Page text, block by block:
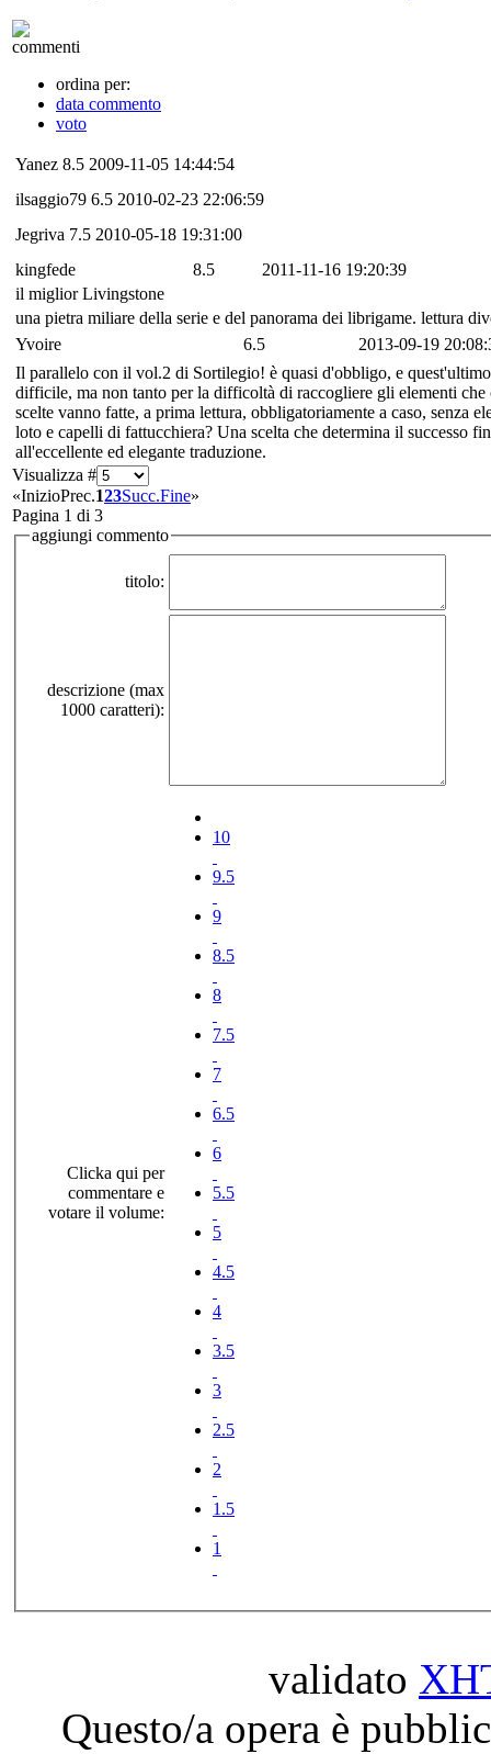
commenti
ordina per:
data commento
voto
Yanez 8.5 2009-11-05 14:44:54
ilsaggio79 6.5 2010-02-23 22:06:59
Jegriva 7.5 2010-05-18 19:31:00
kingfede
8.5
2011-11-16 19:20:39
il miglior Livingstone
una pietra miliare della serie e del panorama dei librigame. lettura
Yvoire
6.5
2013-09-19
Il parallelo con il vol.2 di Sortilegio! è quasi d'obbligo, e
difficile, ma non tanto per la difficoltà di raccogliere gli elementi
scelte vanno fatte, a prima lettura, obbligatoriamente a caso,
loto e capelli di fattucchiera? Una scelta che determina il successo
all'eccellente ed elegante traduzione.
Visualizza #
«InizioPrec.123Succ.Fine»
Pagina 1 di 3
aggiungi commento
titolo:
descrizione (max
1000 caratteri):
Clicka qui per
commentare e
votare il volume:
10
9.5
9
8.5
8
7.5
7
6.5
6
5.5
5
4.5
4
3.5
3
2.5
2
1.5
1
validato
Questo/a opera è